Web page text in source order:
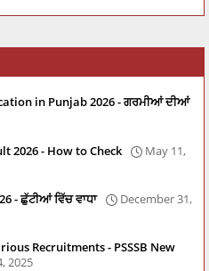
in Punjab 2026 - ਗਰਮੀਆਂ ਦੀਆਂ
2026 - How to Check
May 11,
- ਛੁੱਟੀਆਂ ਵਿੱਚ ਵਾਧਾ
December 31,
Recruitments - PSSSB New
2025